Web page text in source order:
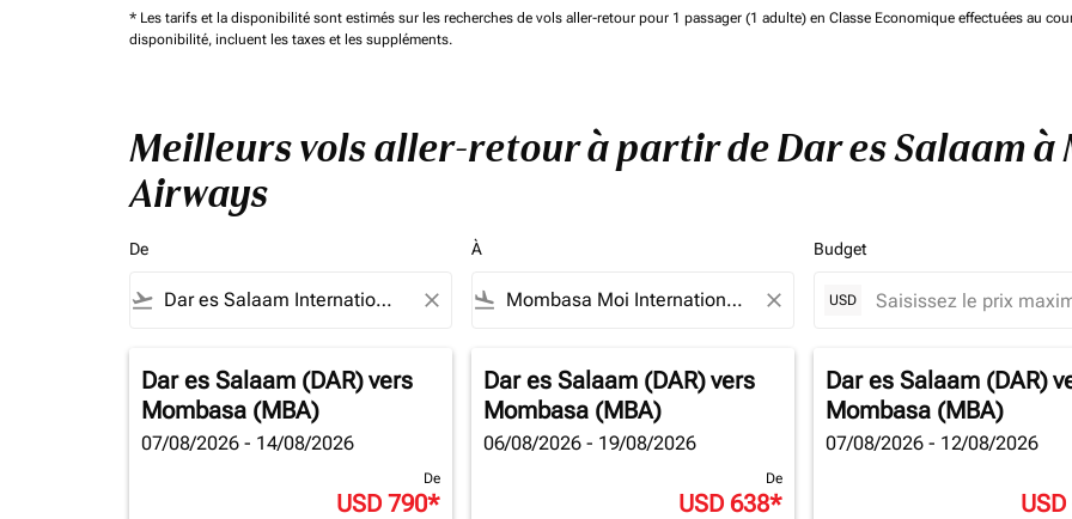
* Les tarifs et la disponibilité sont estimés sur les recherches de vols aller-retour pour 1 passager (1 adulte) en Classe Economique effectuées au
disponibilité, incluent les taxes et les suppléments.
Meilleurs vols aller-retour à partir de Dar es Salaam à
Airways
De
flight_takeoff close
À
flight_land close
Budget
USD
Dar es Salaam (DAR)vers
Mombasa (MBA)
07/08/2026 - 14/08/2026
De
USD 790*
Dar es Salaam (DAR)vers
Mombasa (MBA)
06/08/2026 - 19/08/2026
De
USD 638*
Dar es Salaam (DAR)
Mombasa (MBA)
07/08/2026 - 12/08/2026